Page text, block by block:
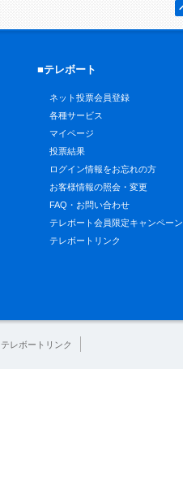
■テレボート
ネット投票会員登録
各種サービス
マイページ
投票結果
ログイン情報をお忘れの方
お客様情報の照会・変更
FAQ・お問い合わせ
テレボート会員限定キャンペーン
テレボートリンク
テレボートリンク